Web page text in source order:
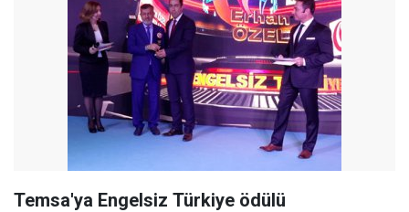
Temsa'ya Engelsiz Türkiye ödülü